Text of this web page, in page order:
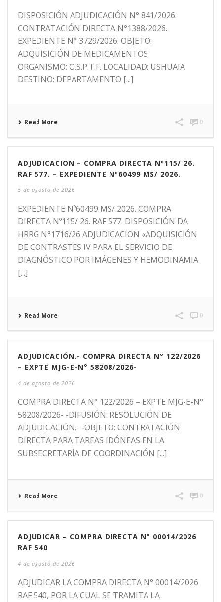
DISPOSICIÓN ADJUDICACIÓN N° 841/2026.
CONTRATACIÓN DIRECTA N°1388/2026.
EXPEDIENTE N° 3729/2026. OBJETO:
ADQUISICIÓN DE MEDICAMENTOS
ORGANISMO: O.S.P.T.F. LOCALIDAD: USHUAIA
DESTINO: DEPARTAMENTO [...]
Read More 0
ADJUDICACION – COMPRA DIRECTA Nº115/ 26.
RAF 577. – EXPEDIENTE Nº60499 MS/ 2026.
5 de agosto de 2026
EXPEDIENTE Nº60499 MS/ 2026. COMPRA
DIRECTA Nº115/ 26. RAF 577. DISPOSICIÓN DA
HRRG N°1716/26 ADJUDICACION «ADQUISICIÓN
DE CONTRASTES IV PARA EL SERVICIO DE
DIAGNÓSTICO POR IMÁGENES Y HEMODINAMIA
[...]
Read More 0
ADJUDICACIÓN.- COMPRA DIRECTA N° 122/2026
– EXPTE MJG-E-N° 58208/2026-
4 de agosto de 2026
COMPRA DIRECTA N° 122/2026 – EXPTE MJG-E-N°
58208/2026- -DIFUSIÓN: RESOLUCIÓN DE
ADJUDICACIÓN.- -OBJETO: CONTRATACIÓN
DIRECTA PARA TAREAS IDÓNEAS EN LA
SUBSECRETARÍA DE COORDINACIÓN [...]
Read More 0
ADJUDICAR – COMPRA DIRECTA N° 00014/2026
RAF 540
4 de agosto de 2026
ADJUDICAR LA COMPRA DIRECTA N° 00014/2026
RAF 540, POR LA CUAL SE TRAMITA LA